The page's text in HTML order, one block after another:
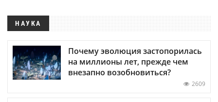
НАУКА
Почему эволюция застопорилась
на миллионы лет, прежде чем
внезапно возобновиться?
2609